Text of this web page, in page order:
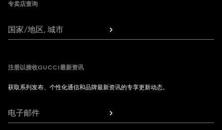
专卖店查询
国家/地区, 城市
注册以接收GUCCI最新资讯
获取系列发布、个性化通信和品牌最新资讯的专享更新动态。
电子邮件